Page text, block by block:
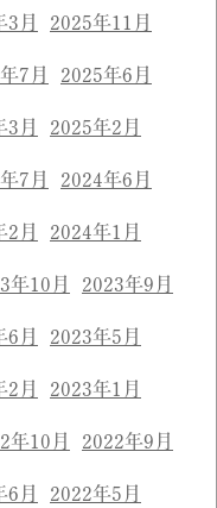
3月 2025年11月
7月 2025年6月
3月 2025年2月
7月 2024年6月
2月 2024年1月
年10月 2023年9月
6月 2023年5月
2月 2023年1月
年10月 2022年9月
6月 2022年5月